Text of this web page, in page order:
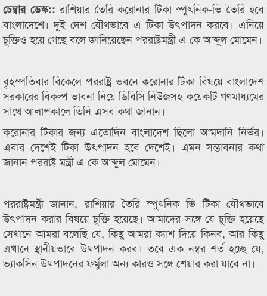
চেম্বার ডেস্ক::রাশিয়ার তৈরি করোনার টিকা স্পুৎনিক-ভি তৈরি হবে
বাংলাদেশে। দুই দেশ যৌথভাবে এ টিকা উৎপাদন করবে। এনিয়ে
চুক্তিও হয়ে গেছে বলে জানিয়েছেন পররাষ্ট্রমন্ত্রী এ কে আব্দুল মোমেন।
বৃহস্পতিবার বিকেলে পররাষ্ট্র ভবনে করোনার টিকা বিষয়ে বাংলাদেশ
সরকারের বিকল্প ভাবনা নিয়ে ডিবিসি নিউজসহ কয়েকটি গণমাধ্যমের
সাথে আলাপকালে তিনি এসব কথা জানান।
করোনার টিকার জন্য এতোদিন বাংলাদেশ ছিলো আমদানি নির্ভর।
এবার দেশেই টিকা উৎপাদন হবে দেশেই। এমন সম্ভাবনার কথা
জানান পররাষ্ট্র মন্ত্রী এ কে আব্দুল মোমেন।
পররাষ্ট্রমন্ত্রী জানান, রাশিয়ার তৈরি স্পুৎনিক ভি টিকা যৌথভাবে
উৎপাদন করার বিষয়ে চুক্তি হয়েছে। আমাদের সঙ্গে যে চুক্তি হয়েছে
সেখানে আমরা বলেছি যে, কিছু আমরা ক্যাশ দিয়ে কিনব, আর কিছু
এখানে স্থানীয়ভাবে উৎপাদন করব। তবে এক নম্বর শর্ত হচ্ছে যে,
ভ্যাকসিন উৎপাদনের ফর্মুলা অন্য কারও সঙ্গে শেয়ার করা যাবে না।